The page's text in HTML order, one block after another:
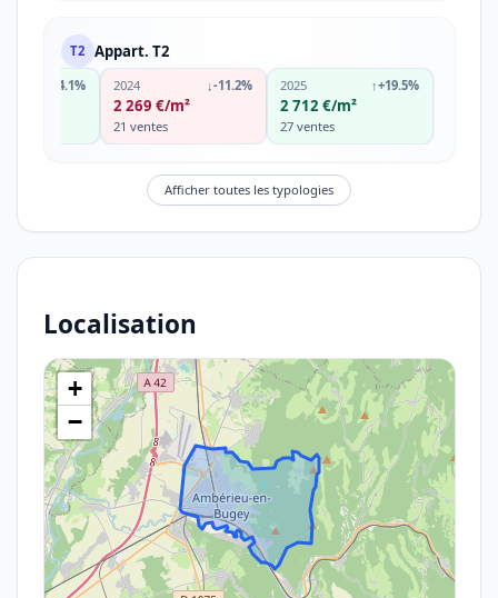
T2 Appart. T2
+14.1% 2024 ↓-11.2%
2 269 €/m²
21 ventes
2025 ↑+19.5%
2 712 €/m²
27 ventes
Afficher toutes les typologies
Localisation
+
−